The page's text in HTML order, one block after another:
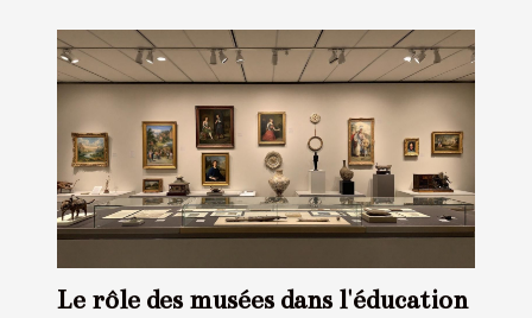
Le rôle des musées dans l'éducation